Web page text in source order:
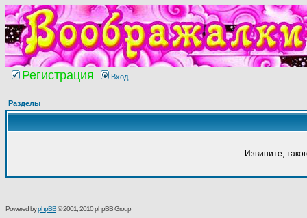
Регистрация Вход
Разделы
Извините,
Powered byphpBB© 2001, 2010 phpBB Group